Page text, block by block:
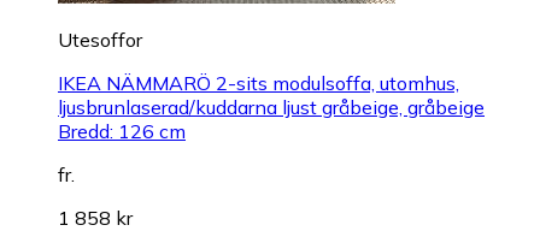
Utesoffor
IKEA NÄMMARÖ 2-sits modulsoffa, utomhus,
ljusbrunlaserad/kuddarna ljust gråbeige, gråbeige
Bredd: 126 cm
fr.
1 858 kr